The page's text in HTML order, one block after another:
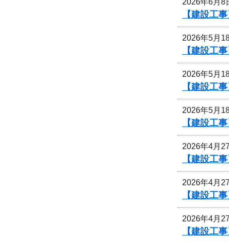
【建設工
2026年5月
【建設工
2026年5月
【建設工
2026年5月
【建設工
2026年4月
【建設工
2026年4月
【建設工
2026年4月
【建設工